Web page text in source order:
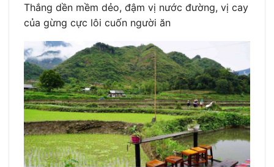
Thắng dền mềm dẻo, đậm vị nước đường, vị cay
của gừng cực lôi cuốn người ăn